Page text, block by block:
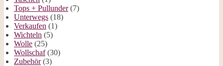
Tops + Pullunder(7)
Unterwegs (18)
Verkaufen (1)
Wichteln (5)
Wolle (25)
Wollschaf(30)
Zubehör(3)